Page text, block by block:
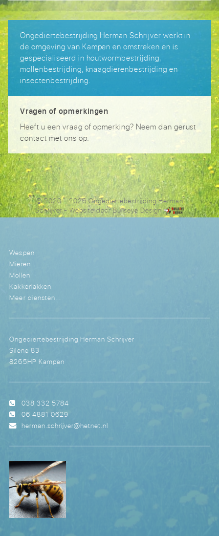
Ongediertebestrijding Herman Schrijver werkt in
de omgeving van Kampen en omstreken en is
gespecialiseerd in houtwormbestrijding,
mollenbestrijding, knaagdierenbestrijding en
insectenbestrijding.
Vragen of opmerkingen
Heeft u een vraag of opmerking? Neem dan gerust
contact met ons op.
© 2020 - 2026 Ongediertebestrijding Herman
Schrijver- Website doorBullseye Design
Wespen
Mieren
Mollen
Kakkerlakken
Meer diensten...
Ongediertebestrijding Herman Schrijver
Silene 83
8265HP Kampen
038 332 5784
06 4881 0629
herman.schrijver@hetnet.nl